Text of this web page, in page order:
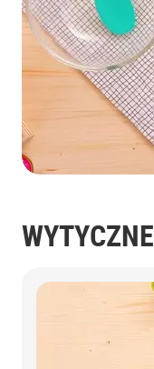
WYTYCZNE